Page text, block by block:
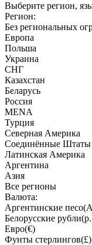
Выберите регион,
Регион:
Без региональных
Европа
Польша
Украина
СНГ
Казахстан
Беларусь
Россия
MENA
Турция
Северная Америка
Соединённые
Латинская Америка
Аргентина
Азия
Все регионы
Валюта:
Аргентинские
Белорусские
Евро(€)
Фунты стерлингов(£)